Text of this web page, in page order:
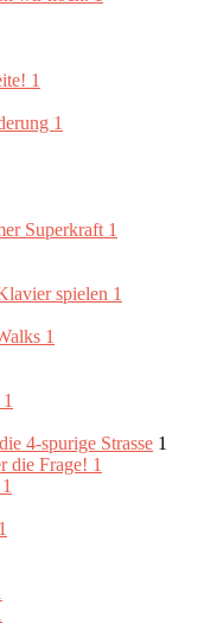
1
1
Superkraft 1
spielen 1
1
1
4-spurige Strasse 1
die Frage! 1
1
1